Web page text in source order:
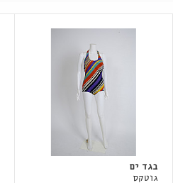
בגד ים
גוטקס